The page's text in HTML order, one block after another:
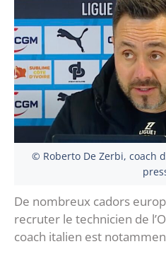
© Roberto De Zerbi, coach
De nombreux cadors
recruter le technicien de
coach italien est